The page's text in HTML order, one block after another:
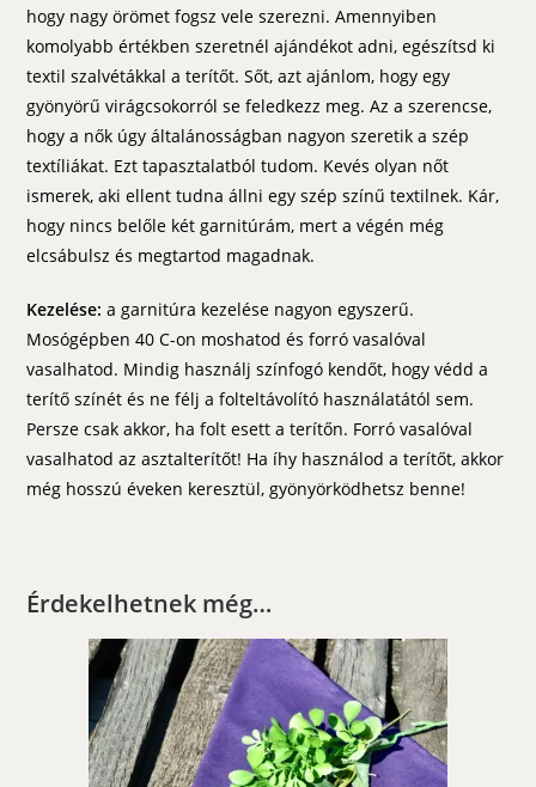
hogy nagy örömet fogsz vele szerezni. Amennyiben
komolyabb értékben szeretnél ajándékot adni, egészítsd ki
textil szalvétákkal a terítőt. Sőt, azt ajánlom, hogy egy
gyönyörű virágcsokorról se feledkezz meg. Az a szerencse,
hogy a nők úgy általánosságban nagyon szeretik a szép
textíliákat. Ezt tapasztalatból tudom. Kevés olyan nőt
ismerek, aki ellent tudna állni egy szép színű textilnek. Kár,
hogy nincs belőle két garnitúrám, mert a végén még
elcsábulsz és megtartod magadnak.
Kezelése:a garnitúra kezelése nagyon egyszerű.
Mosógépben 40 C-on moshatod és forró vasalóval
vasalhatod. Mindig használj színfogó kendőt, hogy védd a
terítő színét és ne félj a folteltávolító használatától sem.
Persze csak akkor, ha folt esett a terítőn. Forró vasalóval
vasalhatod az asztalterítőt! Ha íhy használod a terítőt, akkor
még hosszú éveken keresztül, gyönyörködhetsz benne!
Érdekelhetnek még…